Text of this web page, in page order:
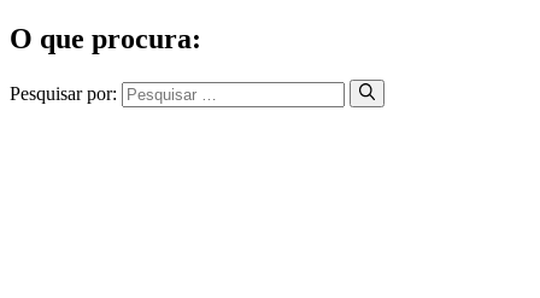
O que procura:
Pesquisar por: